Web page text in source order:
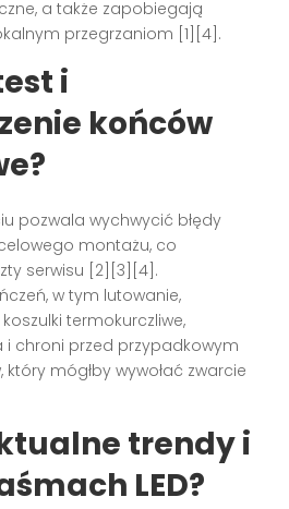
a także zapobiegają
przegrzaniom [1][4].
i
końców
pozwala wychwycić błędy
montażu, co
serwisu [2][3][4].
w tym lutowanie,
koszulki termokurczliwe,
i chroni przed przypadkowym
mógłby wywołać zwarcie
trendy i
LED?